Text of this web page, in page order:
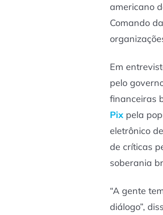
americano
Comando
Em
pelo
financeiras
Pix pela
eletrônico
de críticas
soberania
“A gente
diálogo”,